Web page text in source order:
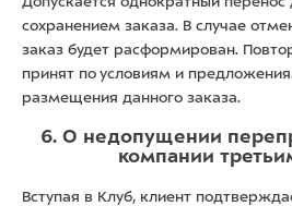
сохранением заказа. В случае
заказ будет расформирован.
принят по условиям и
размещения данного заказа.
6. О недопущении
компании
Вступая в Клуб, клиент